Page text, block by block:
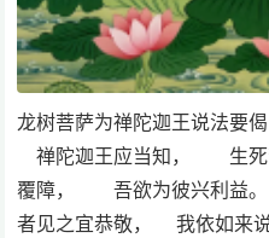
龙树菩萨为禅陀迦王说法
禅陀迦王应当知， 生死
覆障， 吾欲为彼兴利益
者见之宜恭敬， 我依如